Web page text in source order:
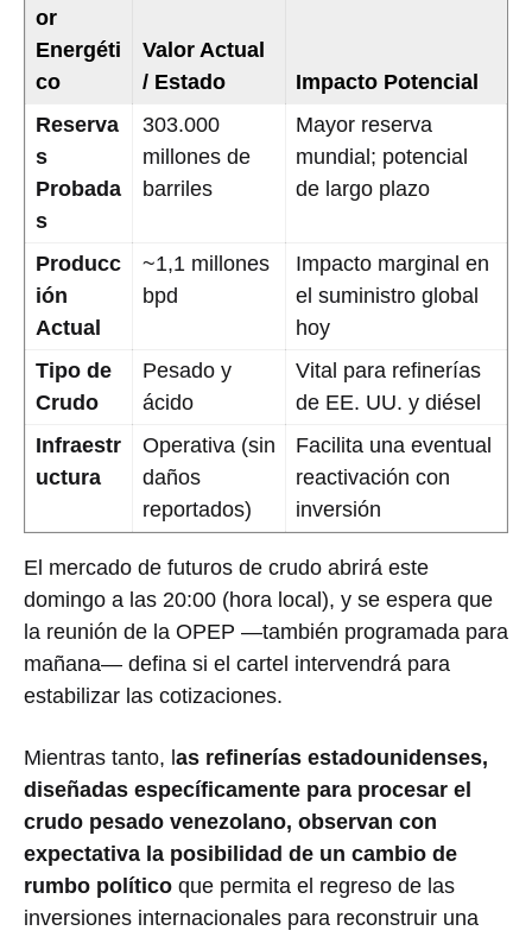
or
Energéti
co
Valor Actual
/ Estado
Impacto Potencial
Reserva
s
Probada
s
303.000
millones de
barriles
Mayor reserva
mundial; potencial
de largo plazo
Producc
ión
Actual
~1,1 millones
bpd
Impacto marginal en
el suministro global
hoy
Tipo de
Crudo
Pesado y
ácido
Vital para refinerías
de EE. UU. y diésel
Infraestr
uctura
Operativa (sin
daños
reportados)
Facilita una eventual
reactivación con
inversión
El mercado de futuros de crudo abrirá este
domingo a las 20:00 (hora local), y se espera que
la reunión de la OPEP —también programada para
mañana— defina si el cartel intervendrá para
estabilizar las cotizaciones.
Mientras tanto, las refinerías estadounidenses,
diseñadas específicamente para procesar el
crudo pesado venezolano, observan con
expectativa la posibilidad de un cambio de
rumbo político que permita el regreso de las
inversiones internacionales para reconstruir una